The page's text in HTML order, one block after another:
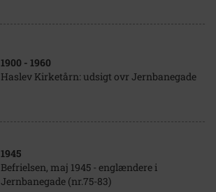
1900 - 1960
Haslev Kirketårn: udsigt ovr Jernbanegade
1945
Befrielsen, maj 1945 - englændere i
Jernbanegade (nr.75-83)